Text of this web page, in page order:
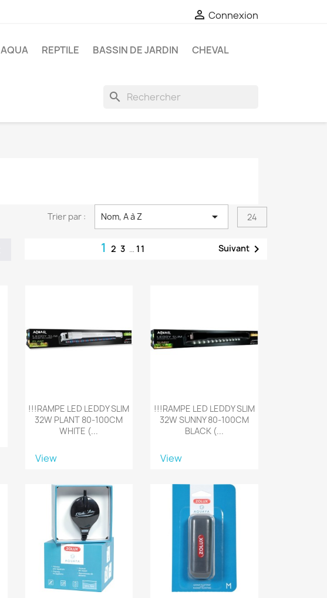
 Connexion
AQUA REPTILE BASSIN DE JARDIN
CHEVAL
search
Trier par : Nom, A à Z  24
123 … 11 Suivant
!!!RAMPE LED LEDDY SLIM
32W PLANT 80-100CM
WHITE (...
View
!!!RAMPE LED LEDDY SLIM
32W SUNNY 80-100CM
BLACK (...
View